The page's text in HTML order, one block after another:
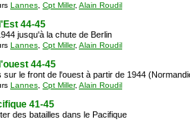
Lannes Cpt Miller, Alain Roudil
44-45
jusqu'à la chute de Berlin
Lannes Cpt Miller, Alain Roudil
44-45
sur le front de l'ouest à partir de 1944
Lannes Cpt Miller, Alain Roudil
41-45
des batailles dans le Pacifique